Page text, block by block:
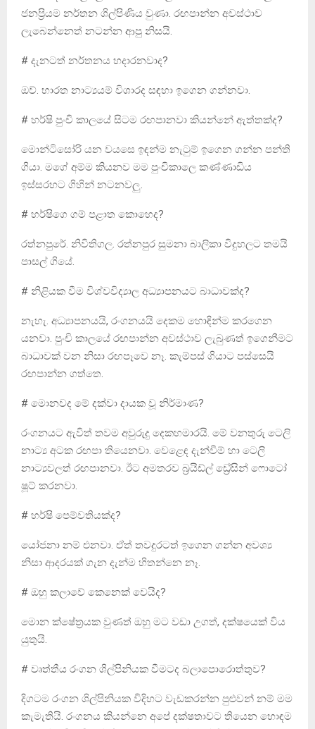
ජනප්‍රියම නර්තන ශිල්පිණිය වුණා. රඟපාන්න අවස්ථාව
ලැබෙන්නෙත් නටන්න ආපු නිසයි.
# දැනටත් නර්තනය හදාරනවාද?
ඔව්. භාරත නාට්‍යයම් විශාරද සඳහා ඉගෙන ගන්නවා.
# හර්ෂි පුංචි කාලයේ සිටම රඟපානවා කියන්නේ ඇත්තක්ද?
මොන්ටිසෝරි යන වයසෙ ඉඳන්ම නැටුම් ඉගෙන ගන්න පන්ති
ගියා. මගේ අම්ම කියනව මම පුංචිකාලෙ කණ්ණාඩිය
ඉස්සරහට ගිහින් නටනවලු.
# හර්ෂිගෙ ගම් පළාත කොහෙද?
රත්නපු­‍රේ. නිවිතිගල. රත්නපුර සුමනා බාලිකා විදුහලට තමයි
පාසල් ගියේ.
# නිළියක වීම විශ්වවිද්‍යාල අධ්‍යාපනයට බාධාවක්ද?
නැහැ. අධ්‍යාපනයයි, රංගනයයි දෙකම හොඳින්ම කරගෙන
යනවා. පුංචි කාලයේ රඟපාන්න අවස්ථාව ලැබුණත් ඉගෙනීමට
බාධාවක් වන නිසා රඟපෑවෙ නෑ. කැම්පස් ගියාට පස්සෙයි
රඟපාන්න ගත්තෙ.
# මොනවද මේ දක්වා දායක වූ නිර්මාණ?
රංගනයට ඇවිත් තවම අවුරුදු දෙකහමාරයි. මේ වනතුරු ටෙලි
නාට්‍ය අටක රඟපා තියෙනවා. වෙළෙඳ දැන්වීම් හා ටෙලි
නාට්‍යවලත් රඟපානවා. ඊට අමතරව බ්‍රයිඩ්ල් ඩ්‍රේසින් ෆොටෝ
ෂූට් කරනවා.
# හර්ෂි පෙම්වතියක්ද?
යෝජනා නම් එනවා. ඒත් තවදුරටත් ඉගෙන ගන්න අවශ්‍ය
නිසා ආදරයක් ගැන දැන්ම හිතන්නෙ නෑ.
# ඔහු කලාවේ කෙනෙක් වෙයිද?
මොන ක්ෂේත්‍රයක වුණත් ඔහු මට වඩා උගත්, දක්ෂයෙක් විය
යුතුයි.
# වෘත්තීය රංගන ශිල්පිනියක වීමටද බලාපොරොත්තුව?
දිගටම රංගන ශිල්පිනියක විදිහට වැඩකරන්න පුළුවන් නම් මම
කැමැතියි. රංගනය කියන්නෙ අපේ දක්ෂතාවට තියෙන හොඳම